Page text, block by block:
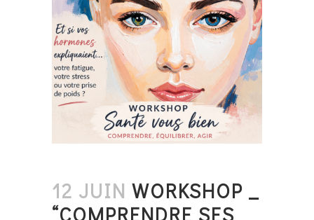
12 JUIN WORKSHOP _
“COMPRENDRE SES